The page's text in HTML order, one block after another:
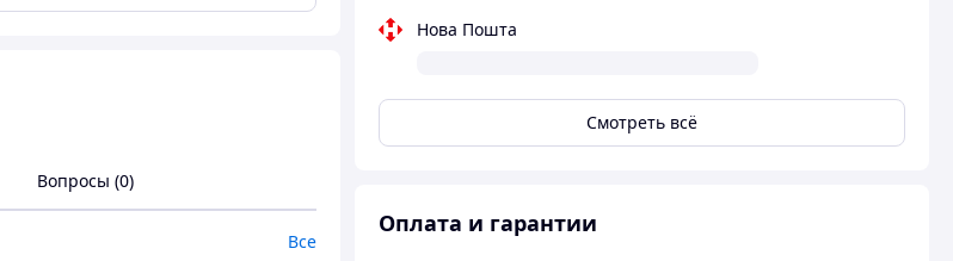
Нова Пошта
Смотреть всё
Оплата и гарантии
Вопросы (0)
Все